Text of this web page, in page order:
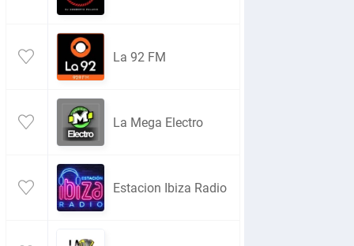
La 92 FM
La Mega Electro
Estacion Ibiza Radio